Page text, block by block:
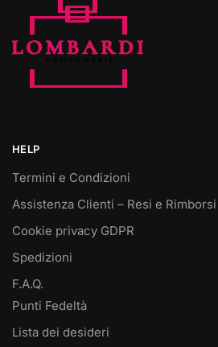
HELP
Termini e Condizioni
Assistenza Clienti – Resi e Rimborsi
Cookie privacy GDPR
Spedizioni
F.A.Q.
Punti Fedeltà
Lista dei desideri